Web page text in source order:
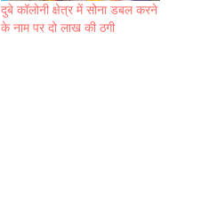
दुबे कॉलोनी क्षेत्र में सोना डबल करने
के नाम पर दो लाख की ठगी